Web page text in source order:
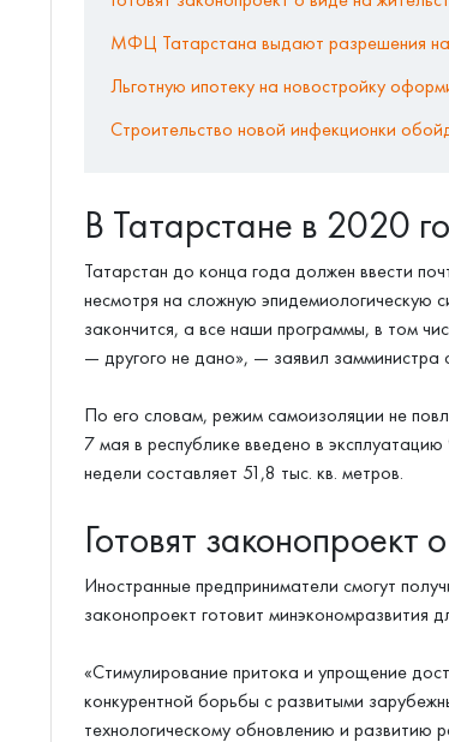
МФЦ Татарстана выдают разрешения
Льготную ипотеку на новостройку
Строительство новой инфекционки
В Татарстане в 2020
Татарстан до конца года должен ввести
несмотря на сложную эпидемиологическую
закончится, а все наши программы, в том
— другого не дано», — заявил
По его словам, режим самоизоляции не
7 мая в республике введено в
недели составляет 51,8 тыс. кв. метров.
Готовят законопроект
Иностранные предприниматели смогут
законопроект готовит минэкономразвития
«Стимулирование притока и упрощение
конкурентной борьбы с развитыми
технологическому обновлению и развитию